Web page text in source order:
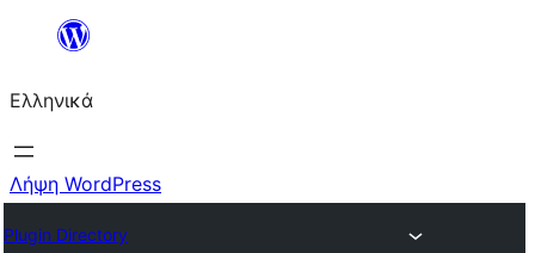
Μετάβαση
περιεχόμενο
Ελληνικά
Λήψη WordPress
Plugin Directory